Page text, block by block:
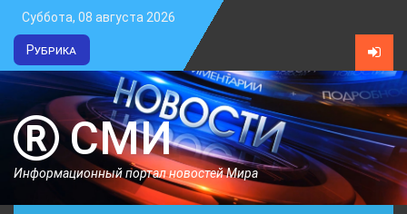
Суббота, 08 августа 2026
Рубрика
СМИ
Информационный портал новостей Мира